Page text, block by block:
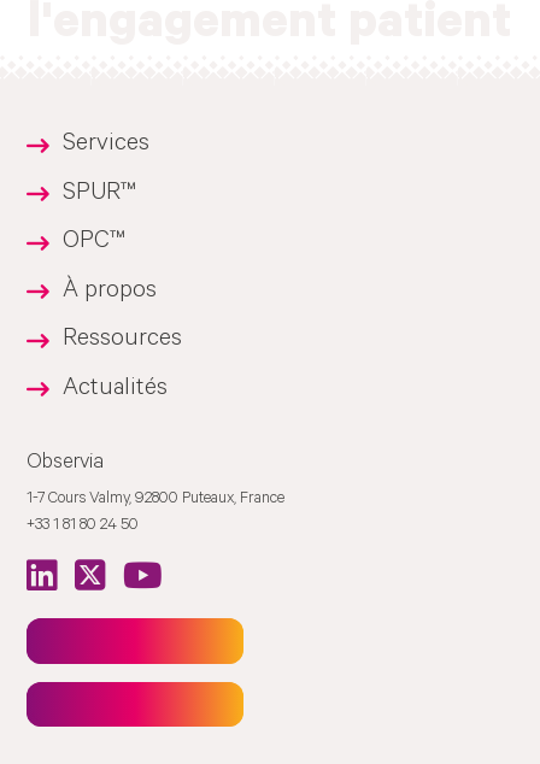
Services
SPUR™
OPC™
À propos
Ressources
Actualités
Observia
1-7 Cours Valmy, 92800 Puteaux, France
+33 1 81 80 24 50